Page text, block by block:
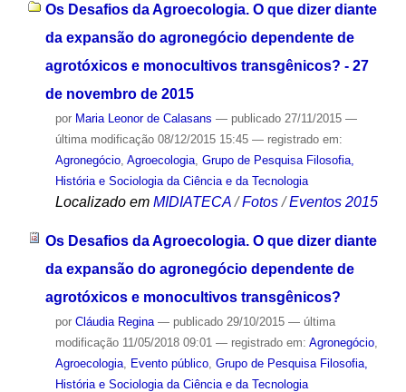
Os Desafios da Agroecologia. O que dizer diante
da expansão do agronegócio dependente de
agrotóxicos e monocultivos transgênicos? - 27
de novembro de 2015
por Maria Leonor de Calasans — publicado27/11/2015 —
última modificação08/12/2015 15:45 — registrado em:
Agronegócio, Agroecologia, Grupo de Pesquisa Filosofia,
História e Sociologia da Ciência e da Tecnologia
Localizado em MIDIATECA /Fotos /Eventos 2015
Os Desafios da Agroecologia. O que dizer diante
da expansão do agronegócio dependente de
agrotóxicos e monocultivos transgênicos?
por Cláudia Regina — publicado29/10/2015 — última
modificação11/05/2018 09:01 — registrado em: Agronegócio,
Agroecologia, Evento público, Grupo de Pesquisa Filosofia,
História e Sociologia da Ciência e da Tecnologia